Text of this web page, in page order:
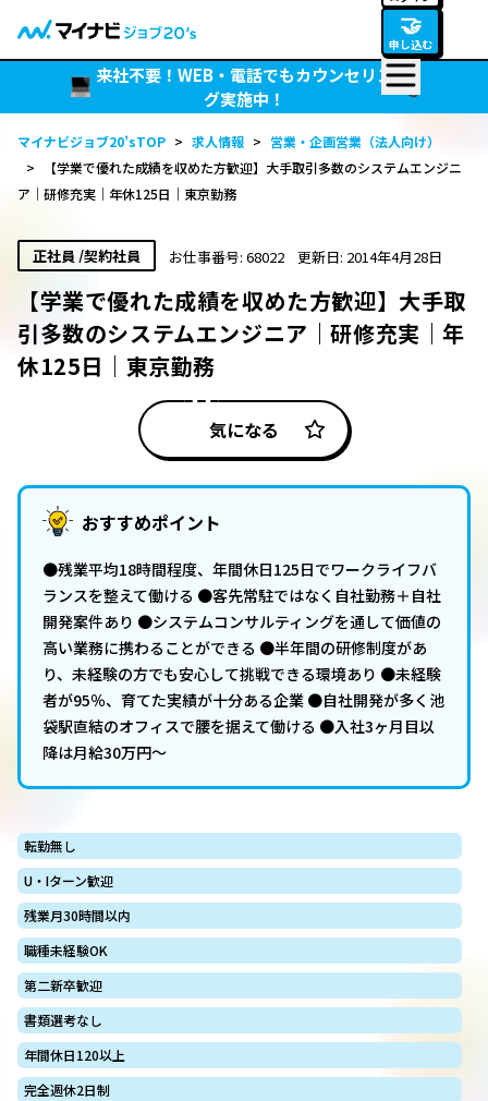
🤝
申し込む
来社不要！WEB・電話でもカウンセリン
グ実施中！
マイナビジョブ20’sTOP > 求人情報 > 営業・企画営業（法人向け）
>
【学業で優れた成績を収めた方歓迎】大手取引多数のシステムエンジニ
ア｜研修充実｜年休125日｜東京勤務
正社員 /契約社員 お仕事番号: 68022 更新日: 2014年4月28日
【学業で優れた成績を収めた方歓迎】大手取
引多数のシステムエンジニア｜研修充実｜年
休125日｜東京勤務
気になる
おすすめポイント
●残業平均18時間程度、年間休日125日でワークライフバ
ランスを整えて働ける ●客先常駐ではなく自社勤務＋自社
開発案件あり ●システムコンサルティングを通して価値の
高い業務に携わることができる ●半年間の研修制度があ
り、未経験の方でも安心して挑戦できる環境あり ●未経験
者が95％、育てた実績が十分ある企業 ●自社開発が多く池
袋駅直結のオフィスで腰を据えて働ける ●入社3ヶ月目以
降は月給30万円～
転勤無し
U・Iターン歓迎
残業月30時間以内
職種未経験OK
第二新卒歓迎
書類選考なし
年間休日120以上
完全週休2日制